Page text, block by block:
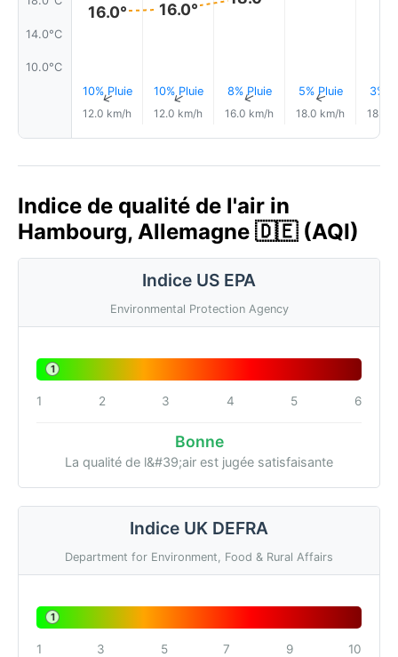
14.0°C
10.0°C
16.0°
10% Pluie
↑
12.0 km/h
16.0°
10% Pluie
↑
12.0 km/h
8% Pluie
↑
16.0 km/h
5% Pluie
↑
18.0 km/h
3%
18.0
Indice de qualité de l'air in
Hambourg, Allemagne 🇩🇪 (AQI)
Indice US EPA
Environmental Protection Agency
1
1 2 3 4 5 6
Bonne
La qualité de l&#39;air est jugée satisfaisante
Indice UK DEFRA
Department for Environment, Food & Rural Affairs
1
1 3 5 7 9 10